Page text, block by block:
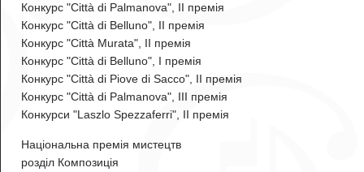
Конкурс "Città di Palmanova", II премія
Конкурс "Città di Belluno", II премія
Конкурс "Città Murata", II премія
Конкурс "Città di Belluno", I премія
Конкурс "Città di Piove di Sacco", II премія
Конкурс "Città di Palmanova", III премія
Конкурси "Laszlo Spezzaferri", II премія
Національна премія мистецтв
розділ Композиція